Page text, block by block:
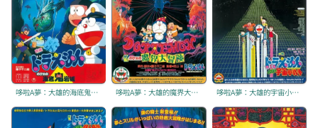
哆啦A夢：大雄的海底鬼岩城 哆啦A夢：大雄的魔界大冒險 哆啦A夢：大雄的宇宙小戰爭